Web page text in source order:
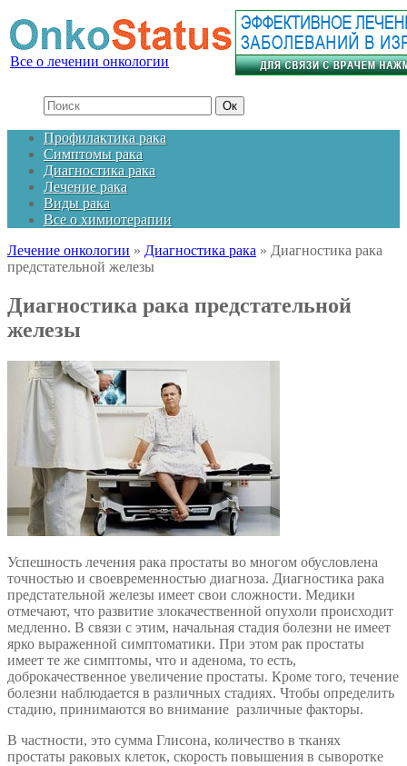
Все о лечении онкологии
Профилактика рака
Симптомы рака
Диагностика рака
Лечение рака
Виды рака
Все о химиотерапии
Лечение онкологии » Диагностика рака » Диагностика рака
предстательной железы
Диагностика рака предстательной
железы
Успешность лечения рака простаты во многом обусловлена
точностью и своевременностью диагноза. Диагностика рака
предстательной железы имеет свои сложности. Медики
отмечают, что развитие злокачественной опухоли происходит
медленно. В связи с этим, начальная стадия болезни не имеет
ярко выраженной симптоматики. При этом рак простаты
имеет те же симптомы, что и аденома, то есть,
доброкачественное увеличение простаты. Кроме того, течение
болезни наблюдается в различных стадиях. Чтобы определить
стадию, принимаются во внимание различные факторы.
В частности, это сумма Глисона, количество в тканях
простаты раковых клеток, скорость повышения в сыворотке